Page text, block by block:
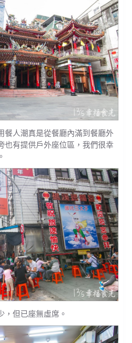
餐人潮真是從餐廳內滿到餐廳外
也有提供戶外座位區，我們很幸
，但已座無虛席。